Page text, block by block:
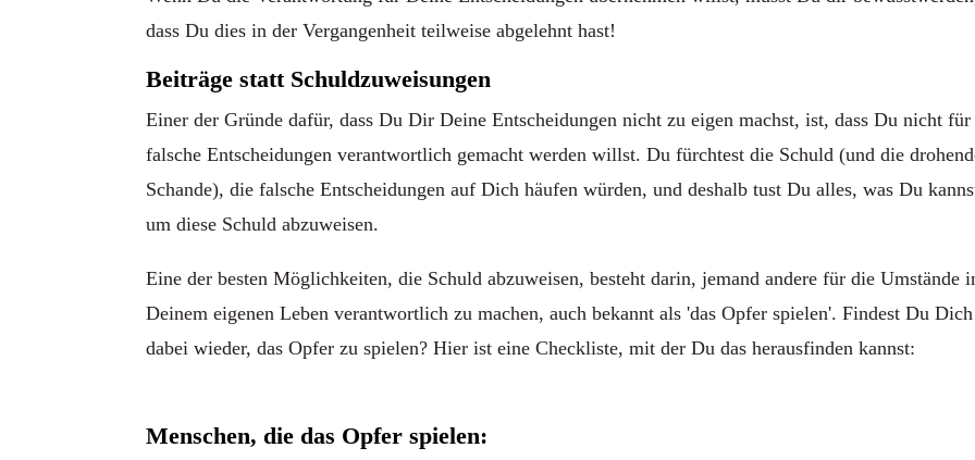
dass Du dies in der Vergangenheit teilweise abgelehnt hast!
Beiträge statt Schuldzuweisungen
Einer der Gründe dafür, dass Du Dir Deine Entscheidungen nicht zu eigen machst, ist, dass Du nicht für
falsche Entscheidungen verantwortlich gemacht werden willst. Du fürchtest die Schuld (und die
Schande), die falsche Entscheidungen auf Dich häufen würden, und deshalb tust Du alles, was Du
um diese Schuld abzuweisen.
Eine der besten Möglichkeiten, die Schuld abzuweisen, besteht darin, jemand andere für die Umstände
Deinem eigenen Leben verantwortlich zu machen, auch bekannt als 'das Opfer spielen'. Findest Du Dich
dabei wieder, das Opfer zu spielen? Hier ist eine Checkliste, mit der Du das herausfinden kannst:
Menschen, die das Opfer spielen: